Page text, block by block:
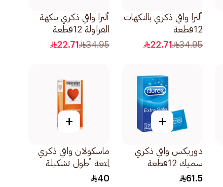
ألترا واقي ذكري بالنكهات
12قطعة
34.95
22.71
ألترا واقي ذكري بنكهة
الفراولة 12قطعة
34.95
22.71
+
دوريكس واقي ذكري
سميك 12قطعة
61.5
+
ماسكولان واقي ذكري
لمتعة أطول تشكيلة
خاصة 10قطع
40